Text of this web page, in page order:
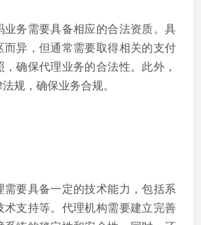
业务需要具备相应的合法资质。具
而异，但通常需要取得相关的支付
确保代理业务的合法性。此外，
规，确保业务合规。
需要具备一定的技术能力，包括系
术支持等。代理机构需要建立完善